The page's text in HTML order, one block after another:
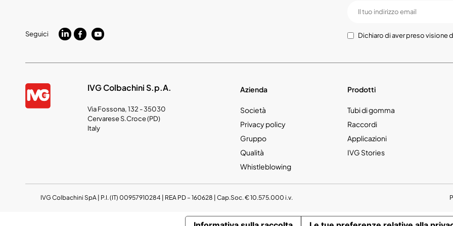
Seguici Dichiaro di aver preso visione
IVG Colbachini S.p.A.
Via Fossona, 132 - 35030
Cervarese S.Croce (PD)
Italy
Azienda
Società
Privacy policy
Gruppo
Qualità
Whistleblowing
Prodotti
Tubi di gomma
Raccordi
Applicazioni
IVG Stories
IVG Colbachini SpA | P.I. (IT) 00957910284 | REA PD – 160628 | Cap.Soc. € 10.575.000 i.v.